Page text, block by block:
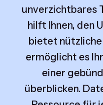
unverzichtbares
hilft Ihnen, den
bietet nützliche
ermöglicht es
einer
überblicken.